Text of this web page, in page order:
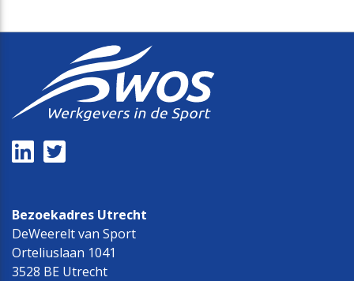
Bezoekadres Utrecht
DeWeerelt van Sport
Orteliuslaan 1041
3528 BE Utrecht